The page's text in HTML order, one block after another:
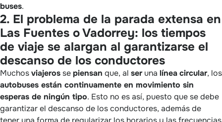
buses.
2. El problema de la parada extensa en
Las Fuentes o Vadorrey: los tiempos
de viaje se alargan al garantizarse el
descanso de los conductores
Muchosviajeros sepiensan que, al seruna líneacircular, los
autobuses están continuamente en movimiento sin
esperas de ningún tipo. Esto no es así, puesto que se debe
garantizar el descanso de los conductores, además de